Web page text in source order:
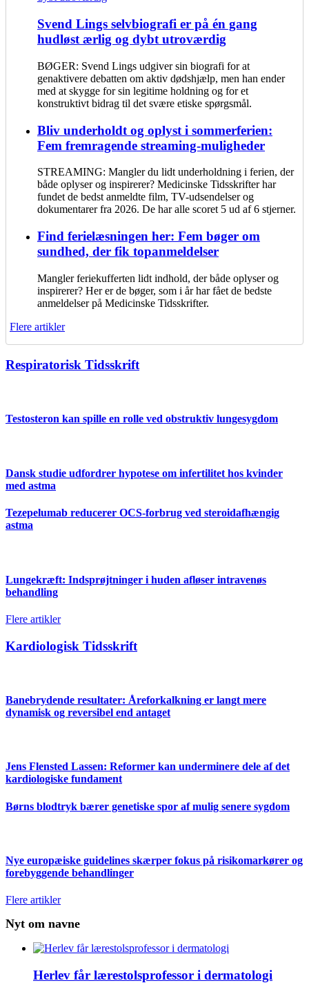
Svend Lings selvbiografi er på én gang
hudløst ærlig og dybt utroværdig
BØGER: Svend Lings udgiver sin biografi for at
genaktivere debatten om aktiv dødshjælp, men han ender
med at skygge for sin legitime holdning og for et
konstruktivt bidrag til det svære etiske spørgsmål.
Bliv underholdt og oplyst i sommerferien:
Fem fremragende streaming-muligheder
STREAMING: Mangler du lidt underholdning i ferien, der
både oplyser og inspirerer? Medicinske Tidsskrifter har
fundet de bedst anmeldte film, TV-udsendelser og
dokumentarer fra 2026. De har alle scoret 5 ud af 6 stjerner.
Find ferielæsningen her: Fem bøger om
sundhed, der fik topanmeldelser
Mangler feriekufferten lidt indhold, der både oplyser og
inspirerer? Her er de bøger, som i år har fået de bedste
anmeldelser på Medicinske Tidsskrifter.
Flere artikler
Respiratorisk Tidsskrift
Testosteron kan spille en rolle ved obstruktiv lungesygdom
Dansk studie udfordrer hypotese om infertilitet hos kvinder
med astma
Tezepelumab reducerer OCS-forbrug ved steroidafhængig
astma
Lungekræft: Indsprøjtninger i huden afløser intravenøs
behandling
Flere artikler
Kardiologisk Tidsskrift
Banebrydende resultater: Åreforkalkning er langt mere
dynamisk og reversibel end antaget
Jens Flensted Lassen: Reformer kan underminere dele af det
kardiologiske fundament
Børns blodtryk bærer genetiske spor af mulig senere sygdom
Nye europæiske guidelines skærper fokus på risikomarkører og
forebyggende behandlinger
Flere artikler
Nyt om navne
Herlev får lærestolsprofessor i dermatologi